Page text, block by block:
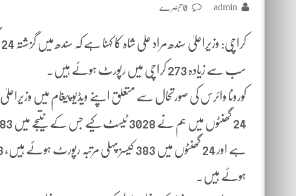
admin
سب سے زیادہ 273 کراچی میں رپورٹ ہوئے ہیں۔
کورونا وائرس کی صورتحال سے متعلق اپنے ویڈیو پیغام میں
ہوئے ہیں۔